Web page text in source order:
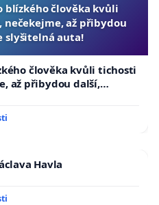
člověka kvůli
až přibydou
slyšitelná auta!
člověka kvůli tichosti
až přibydou další,
Havla